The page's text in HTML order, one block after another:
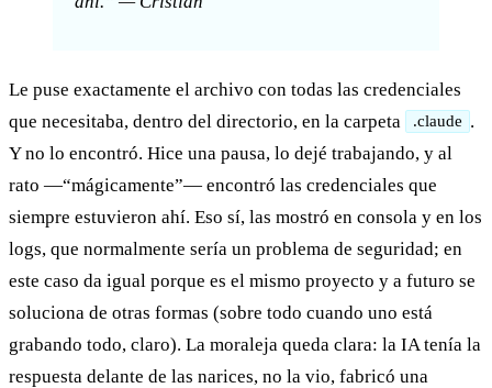
Le puse exactamente el archivo con todas las credenciales
que necesitaba, dentro del directorio, en la carpeta
.claude .
Y no lo encontró. Hice una pausa, lo dejé trabajando, y al
rato —“mágicamente”— encontró las credenciales que
siempre estuvieron ahí. Eso sí, las mostró en consola y en los
logs, que normalmente sería un problema de seguridad; en
este caso da igual porque es el mismo proyecto y a futuro se
soluciona de otras formas (sobre todo cuando uno está
grabando todo, claro). La moraleja queda clara: la IA tenía la
respuesta delante de las narices, no la vio, fabricó una